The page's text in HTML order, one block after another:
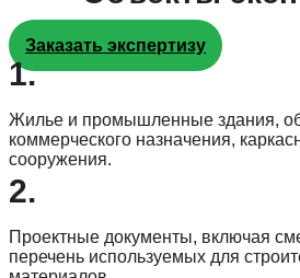
Заказать экспертизу
1.
Жилье и промышленные здания,
коммерческого назначения,
сооружения.
2.
Проектные документы, включая
перечень используемых для